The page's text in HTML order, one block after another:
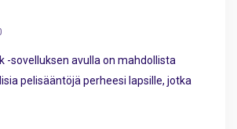
-sovelluksen avulla on mahdollista
pelisääntöjä perheesi lapsille, jotka